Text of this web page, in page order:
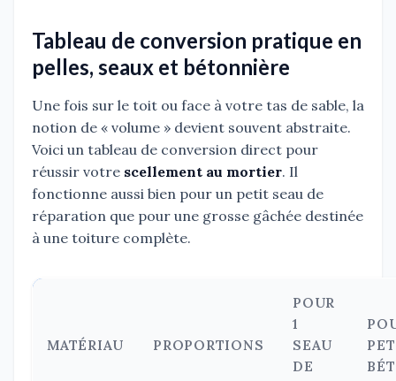
Tableau de conversion pratique en
pelles, seaux et bétonnière
Une fois sur le toit ou face à votre tas de sable, la
notion de « volume » devient souvent abstraite.
Voici un tableau de conversion direct pour
réussir votre scellement au mortier. Il
fonctionne aussi bien pour un petit seau de
réparation que pour une grosse gâchée destinée
à une toiture complète.
MATÉRIAU PROPORTIONS
POUR
1
SEAU
DE